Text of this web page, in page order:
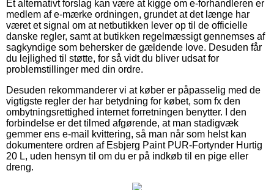
Et alternativt forslag kan være at kigge om e-forhandleren er
medlem af e-mærke ordningen, grundet at det længe har
været et signal om at netbutikken lever op til de officielle
danske regler, samt at butikken regelmæssigt gennemses af
sagkyndige som behersker de gældende love. Desuden får
du lejlighed til støtte, for så vidt du bliver udsat for
problemstillinger med din ordre.
Desuden rekommanderer vi at køber er påpasselig med de
vigtigste regler der har betydning for købet, som fx den
ombytningsrettighed internet forretningen benytter. I den
forbindelse er det tilmed afgørende, at man stadigvæk
gemmer ens e-mail kvittering, så man når som helst kan
dokumentere ordren af Esbjerg Paint PUR-Fortynder Hurtig
20 L, uden hensyn til om du er på indkøb til en pige eller
dreng.